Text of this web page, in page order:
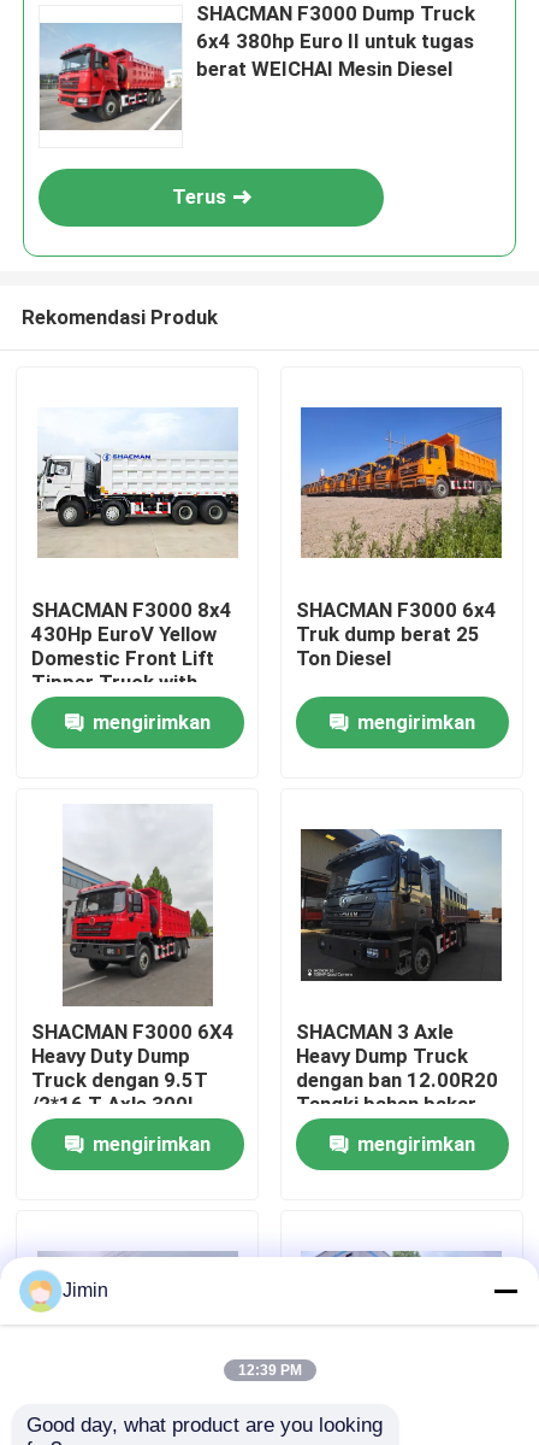
Rumah
Tentang kami
Tur Pabrik
Kontrol kualitas
Hubungi Kami
Permintaan Penawaran
Truk traktor
SHACMAN F3000 Dump Truck
6x4 380hp Euro II untuk tugas
berat WEICHAI Mesin Diesel
Terus
Rekomendasi Produk
SHACMAN F3000 8x4
430Hp EuroV Yellow
Domestic Front Lift
Tipper Truck with
300L Fuel Tank and
12.00R20 Tires
mengirimkan
SHACMAN F3000 6x4
Truk dump berat 25
Ton Diesel
mengirimkan
SHACMAN F3000 6X4
Heavy Duty Dump
Truck dengan 9.5T
/2*16 T Axle 300L
Tank Bahan Bakar dan
3775+1400 mm
Wheelbase
mengirimkan
SHACMAN 3 Axle
Heavy Dump Truck
dengan ban 12.00R20
Tangki bahan bakar
400L dan transmisi
manual 430HP EuroII
25 Ton
mengirimkan
Jimin
12:39 PM
Good day, what product are you looking